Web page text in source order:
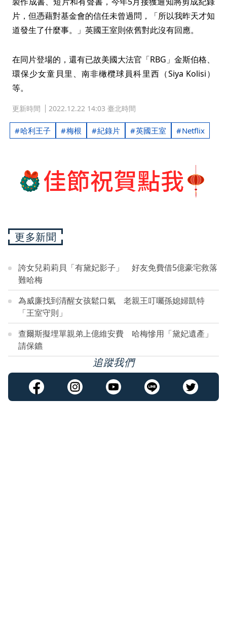
片，但憑藉對基金會的信任未曾過問，「所以我昨天才知
道發生了什麼事。」英國王室則依舊對此沒有回應。
在同片登場的，還有已故美國大法官「RBG」金斯伯格、
環保少女童貝里、南非橄欖球員科里西（Siya Kolisi）
等。
更新時間 2022.12.22 14:03 臺北時間
哈利王子 梅根 紀錄片 英國王室 Netflix
更多新聞
誇女兒莉莉貝「有黛妃影子」 好友免費借5億豪宅救落
難哈梅
為威廉找到清醒女孩鬆口氣 老親王叮囑孫媳婦凱特
「王室守則」
查爾斯擬埋單親弟上億維安費 哈梅慘用「黛妃遺產」
請保鑣
追蹤我們